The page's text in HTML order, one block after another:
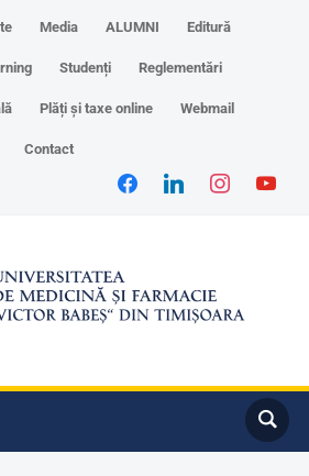
Media ALUMNI Editură
Studenți Reglementări
Plăți și taxe online Webmail
Contact